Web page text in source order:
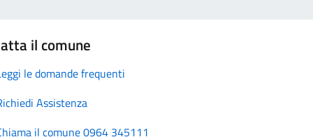
il comune
le domande frequenti
Assistenza
il comune 0964 345111